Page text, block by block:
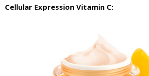
Cellular Expression Vitamin C: